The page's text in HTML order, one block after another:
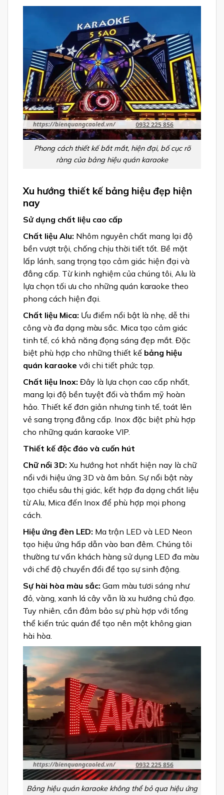
Phong cách thiết kế bắt mắt, hiện đại, bố cục rõ
ràng của bảng hiệu quán karaoke
Xu hướng thiết kế bảng hiệu đẹp hiện
nay
Sử dụng chất liệu cao cấp
Chất liệu Alu: Nhôm nguyên chất mang lại độ
bền vượt trội, chống chịu thời tiết tốt. Bề mặt
lấp lánh, sang trọng tạo cảm giác hiện đại và
đẳng cấp. Từ kinh nghiệm của chúng tôi, Alu là
lựa chọn tối ưu cho những quán karaoke theo
phong cách hiện đại.
Chất liệu Mica: Ưu điểm nổi bật là nhẹ, dễ thi
công và đa dạng màu sắc. Mica tạo cảm giác
tinh tế, có khả năng đọng sáng đẹp mắt. Đặc
biệt phù hợp cho những thiết kế bảng hiệu
quán karaoke với chi tiết phức tạp.
Chất liệu Inox: Đây là lựa chọn cao cấp nhất,
mang lại độ bền tuyệt đối và thẩm mỹ hoàn
hảo. Thiết kế đơn giản nhưng tinh tế, toát lên
vẻ sang trọng đẳng cấp. Inox đặc biệt phù hợp
cho những quán karaoke VIP.
Thiết kế độc đáo và cuốn hút
Chữ nổi 3D: Xu hướng hot nhất hiện nay là chữ
nổi với hiệu ứng 3D và âm bản. Sự nổi bật này
tạo chiều sâu thị giác, kết hợp đa dạng chất liệu
từ Alu, Mica đến Inox để phù hợp mọi phong
cách.
Hiệu ứng đèn LED: Ma trận LED và LED Neon
tạo hiệu ứng hấp dẫn vào ban đêm. Chúng tôi
thường tư vấn khách hàng sử dụng LED đa màu
với chế độ chuyển đổi để tạo sự sinh động.
Sự hài hòa màu sắc: Gam màu tươi sáng như
đỏ, vàng, xanh lá cây vẫn là xu hướng chủ đạo.
Tuy nhiên, cần đảm bảo sự phù hợp với tổng
thể kiến trúc quán để tạo nên một không gian
hài hòa.
Bảng hiệu quán karaoke không thể bỏ qua hiệu ứng